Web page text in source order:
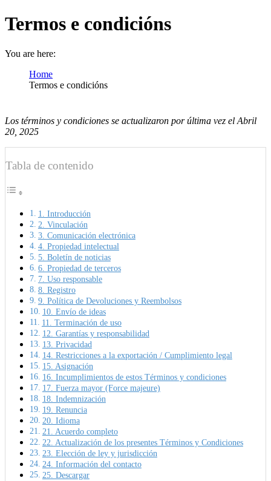
Termos e condicións
You are here:
Home
Termos e condicións
Los términos y condiciones se actualizaron por última vez el Abril
20, 2025
Tabla de contenido
1. Introducción
2. Vinculación
3. Comunicación electrónica
4. Propiedad intelectual
5. Boletín de noticias
6. Propiedad de terceros
7. Uso responsable
8. Registro
9. Política de Devoluciones y Reembolsos
10. Envío de ideas
11. Terminación de uso
12. Garantías y responsabilidad
13. Privacidad
14. Restricciones a la exportación / Cumplimiento legal
15. Asignación
16. Incumplimientos de estos Términos y condiciones
17. Fuerza mayor (Force majeure)
18. Indemnización
19. Renuncia
20. Idioma
21. Acuerdo completo
22. Actualización de los presentes Términos y Condiciones
23. Elección de ley y jurisdicción
24. Información del contacto
25. Descargar